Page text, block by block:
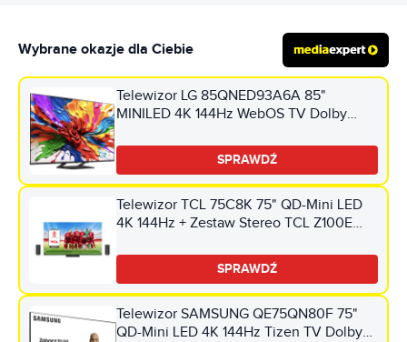
Wybrane okazje dla Ciebie
Telewizor LG 85QNED93A6A 85"
MINILED 4K 144Hz WebOS TV Dolby
SPRAWDŹ
Telewizor TCL 75C8K 75" QD-Mini LED
4K 144Hz + Zestaw Stereo TCL Z100E
Dolby Vision HDMI 2.1
SPRAWDŹ
Telewizor SAMSUNG QE75QN80F 75"
QD-Mini LED 4K 144Hz Tizen TV Dolby